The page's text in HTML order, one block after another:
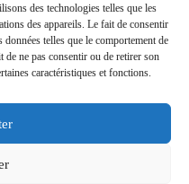
des technologies telles que les
des appareils. Le fait de consentir
telles que le comportement de
ne pas consentir ou de retirer son
caractéristiques et fonctions.